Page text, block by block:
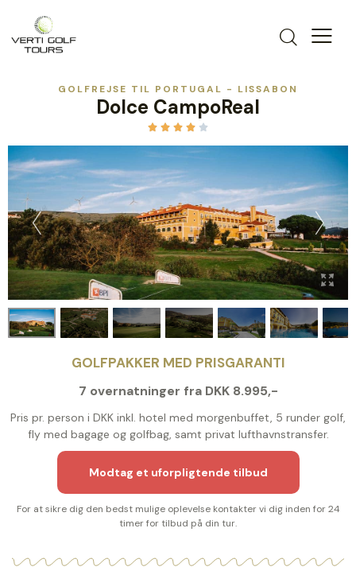
GOLFREJSE TIL PORTUGAL - LISSABON
Dolce CampoReal
    
GOLFPAKKER MED PRISGARANTI
7 overnatninger fra DKK 8.995,-
Pris pr. person i DKK inkl. hotel med morgenbuffet, 5 runder golf,
fly med bagage og golfbag, samt privat lufthavnstransfer.
Modtag et uforpligtende tilbud
For at sikre dig den bedst mulige oplevelse kontakter vi dig inden for 24
timer for tilbud på din tur.